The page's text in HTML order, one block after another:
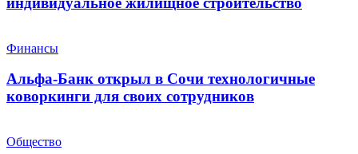
Финансы
Альфа-Банк открыл в Сочи технологичные
коворкинги для своих сотрудников
Общество